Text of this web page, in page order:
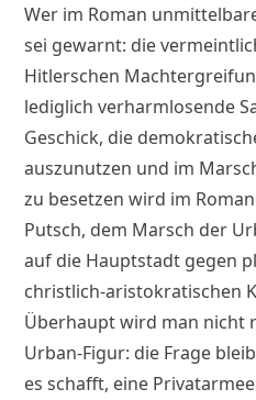
Wer im Roman
sei gewarnt: die
Hitlerschen
lediglich verharmlosende
Geschick, die
auszunutzen und im
zu besetzen wird im
Putsch, dem Marsch der
auf die Hauptstadt gegen
christlich-aristokratischen
Überhaupt wird man nicht
Urban-Figur: die Frage
es schafft, eine